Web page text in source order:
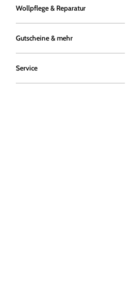
Wollpflege & Reparatur
Gutscheine & mehr
Service